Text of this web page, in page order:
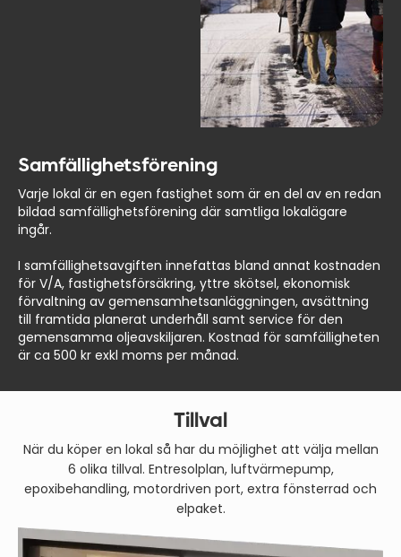
Samfällighetsförening
Varje lokal är en egen fastighet som är en del av en redan
bildad samfällighetsförening där samtliga lokalägare
ingår.
I samfällighetsavgiften innefattas bland annat kostnaden
för V/A, fastighetsförsäkring, yttre skötsel, ekonomisk
förvaltning av gemensamhetsanläggningen, avsättning
till framtida planerat underhåll samt service för den
gemensamma oljeavskiljaren. Kostnad för samfälligheten
är ca 500 kr exkl moms per månad.
Tillval
När du köper en lokal så har du möjlighet att välja mellan
6 olika tillval. Entresolplan, luftvärmepump,
epoxibehandling, motordriven port, extra fönsterrad och
elpaket.